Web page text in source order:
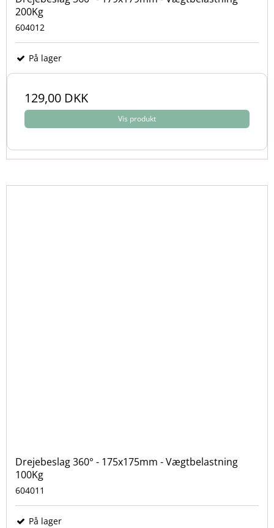
200Kg
604012
På lager
129,00 DKK
Vis produkt
Drejebeslag 360° - 175x175mm - Vægtbelastning
100Kg
604011
På lager